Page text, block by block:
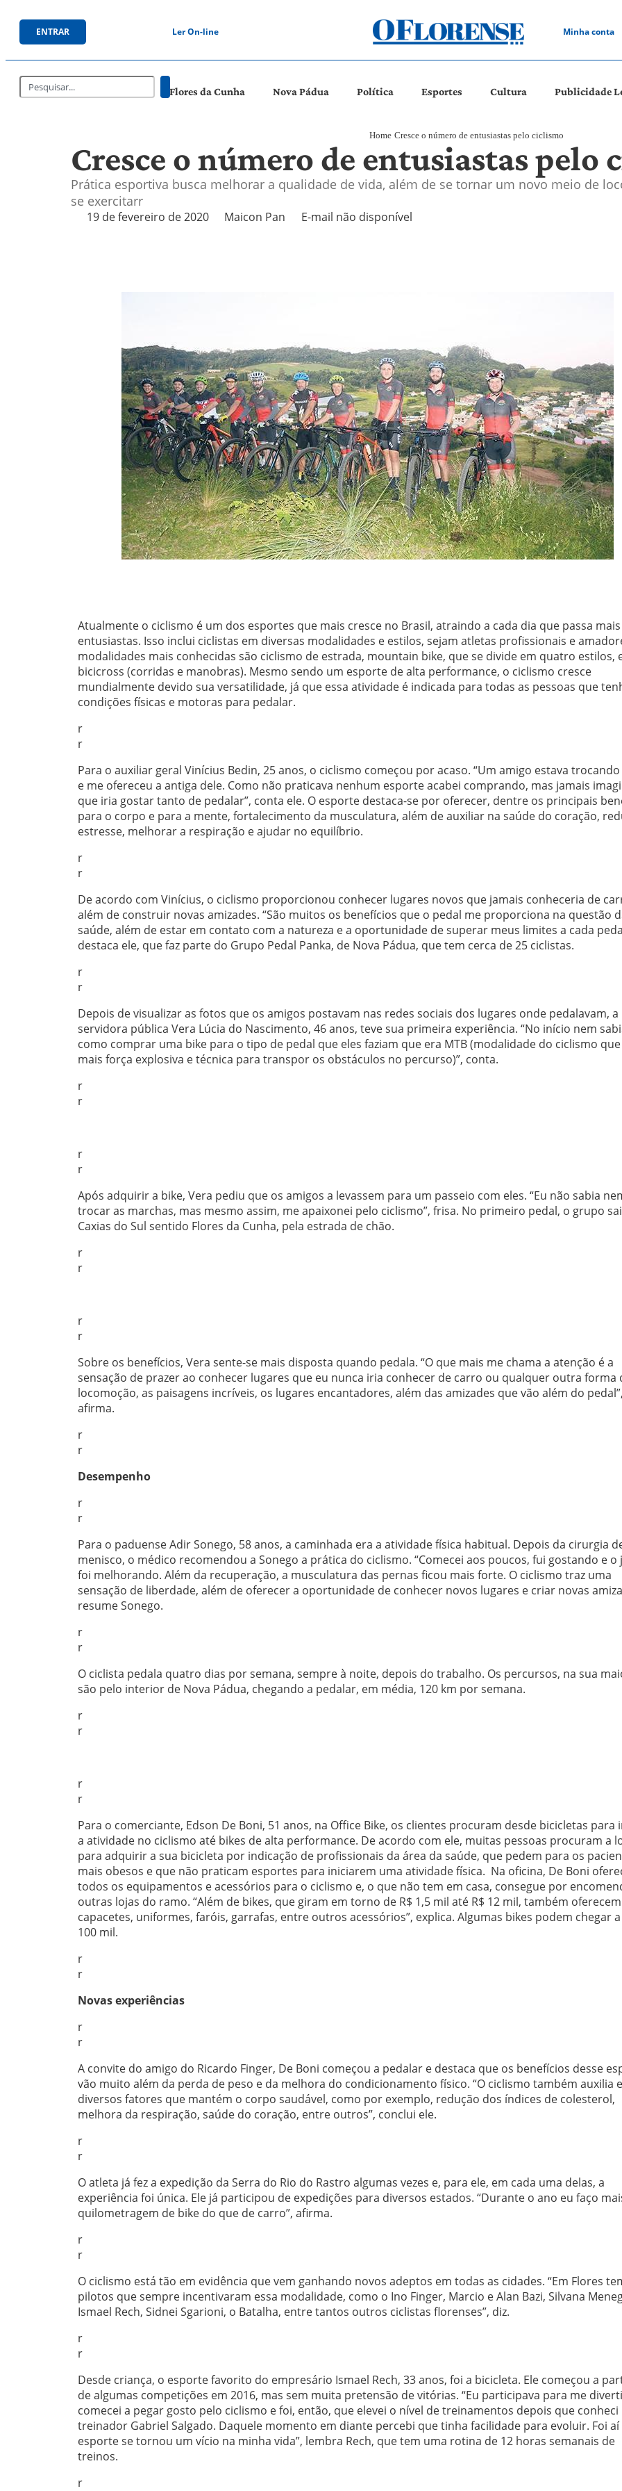
ENTRAR Ler On-line Minha conta
Flores da Cunha Nova Pádua Política Esportes Cultura Publicidade
Home Cresce o número de entusiastas pelo ciclismo
Cresce o número de entusiastas pelo
Prática esportiva busca melhorar a qualidade de vida, além de se tornar um novo meio de
se exercitarr
19 de fevereiro de 2020 Maicon Pan E-mail não disponível
Atualmente o ciclismo é um dos esportes que mais cresce no Brasil, atraindo a cada dia que passa mais
entusiastas. Isso inclui ciclistas em diversas modalidades e estilos, sejam atletas profissionais e
modalidades mais conhecidas são ciclismo de estrada, mountain bike, que se divide em quatro estilos,
bicicross (corridas e manobras). Mesmo sendo um esporte de alta performance, o ciclismo cresce
mundialmente devido sua versatilidade, já que essa atividade é indicada para todas as pessoas que
condições físicas e motoras para pedalar.
r
r
Para o auxiliar geral Vinícius Bedin, 25 anos, o ciclismo começou por acaso. “Um amigo estava
e me ofereceu a antiga dele. Como não praticava nenhum esporte acabei comprando, mas jamais
que iria gostar tanto de pedalar”, conta ele. O esporte destaca-se por oferecer, dentre os principais
para o corpo e para a mente, fortalecimento da musculatura, além de auxiliar na saúde do coração,
estresse, melhorar a respiração e ajudar no equilíbrio.
r
r
De acordo com Vinícius, o ciclismo proporcionou conhecer lugares novos que jamais conheceria de
além de construir novas amizades. “São muitos os benefícios que o pedal me proporciona na questão
saúde, além de estar em contato com a natureza e a oportunidade de superar meus limites a cada
destaca ele, que faz parte do Grupo Pedal Panka, de Nova Pádua, que tem cerca de 25 ciclistas.
r
r
Depois de visualizar as fotos que os amigos postavam nas redes sociais dos lugares onde pedalavam, a
servidora pública Vera Lúcia do Nascimento, 46 anos, teve sua primeira experiência. “No início nem
como comprar uma bike para o tipo de pedal que eles faziam que era MTB (modalidade do ciclismo
mais força explosiva e técnica para transpor os obstáculos no percurso)”, conta.
r
r
r
r
Após adquirir a bike, Vera pediu que os amigos a levassem para um passeio com eles. “Eu não sabia
trocar as marchas, mas mesmo assim, me apaixonei pelo ciclismo”, frisa. No primeiro pedal, o grupo
Caxias do Sul sentido Flores da Cunha, pela estrada de chão.
r
r
r
r
Sobre os benefícios, Vera sente-se mais disposta quando pedala. “O que mais me chama a atenção é a
sensação de prazer ao conhecer lugares que eu nunca iria conhecer de carro ou qualquer outra forma
locomoção, as paisagens incríveis, os lugares encantadores, além das amizades que vão além do pedal”,
afirma.
r
r
Desempenho
r
r
Para o paduense Adir Sonego, 58 anos, a caminhada era a atividade física habitual. Depois da cirurgia
menisco, o médico recomendou a Sonego a prática do ciclismo. “Comecei aos poucos, fui gostando e o
foi melhorando. Além da recuperação, a musculatura das pernas ficou mais forte. O ciclismo traz uma
sensação de liberdade, além de oferecer a oportunidade de conhecer novos lugares e criar novas
resume Sonego.
r
r
O ciclista pedala quatro dias por semana, sempre à noite, depois do trabalho. Os percursos, na sua
são pelo interior de Nova Pádua, chegando a pedalar, em média, 120 km por semana.
r
r
r
r
Para o comerciante, Edson De Boni, 51 anos, na Office Bike, os clientes procuram desde bicicletas para
a atividade no ciclismo até bikes de alta performance. De acordo com ele, muitas pessoas procuram a
para adquirir a sua bicicleta por indicação de profissionais da área da saúde, que pedem para os
mais obesos e que não praticam esportes para iniciarem uma atividade física. Na oficina, De Boni
todos os equipamentos e acessórios para o ciclismo e, o que não tem em casa, consegue por
outras lojas do ramo. “Além de bikes, que giram em torno de R$ 1,5 mil até R$ 12 mil, também
capacetes, uniformes, faróis, garrafas, entre outros acessórios”, explica. Algumas bikes podem chegar a
100 mil.
r
r
Novas experiências
r
r
A convite do amigo do Ricardo Finger, De Boni começou a pedalar e destaca que os benefícios desse
vão muito além da perda de peso e da melhora do condicionamento físico. “O ciclismo também auxilia
diversos fatores que mantém o corpo saudável, como por exemplo, redução dos índices de colesterol,
melhora da respiração, saúde do coração, entre outros”, conclui ele.
r
r
O atleta já fez a expedição da Serra do Rio do Rastro algumas vezes e, para ele, em cada uma delas, a
experiência foi única. Ele já participou de expedições para diversos estados. “Durante o ano eu faço
quilometragem de bike do que de carro”, afirma.
r
r
O ciclismo está tão em evidência que vem ganhando novos adeptos em todas as cidades. “Em Flores
pilotos que sempre incentivaram essa modalidade, como o Ino Finger, Marcio e Alan Bazi, Silvana
Ismael Rech, Sidnei Sgarioni, o Batalha, entre tantos outros ciclistas florenses”, diz.
r
r
Desde criança, o esporte favorito do empresário Ismael Rech, 33 anos, foi a bicicleta. Ele começou a
de algumas competições em 2016, mas sem muita pretensão de vitórias. “Eu participava para me
comecei a pegar gosto pelo ciclismo e foi, então, que elevei o nível de treinamentos depois que conheci
treinador Gabriel Salgado. Daquele momento em diante percebi que tinha facilidade para evoluir. Foi aí
esporte se tornou um vício na minha vida”, lembra Rech, que tem uma rotina de 12 horas semanais de
treinos.
r